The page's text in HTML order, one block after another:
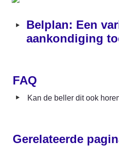
‣ Belplan: Een
aankondiging
FAQ
‣ Kan de beller dit ook
Gerelateerde